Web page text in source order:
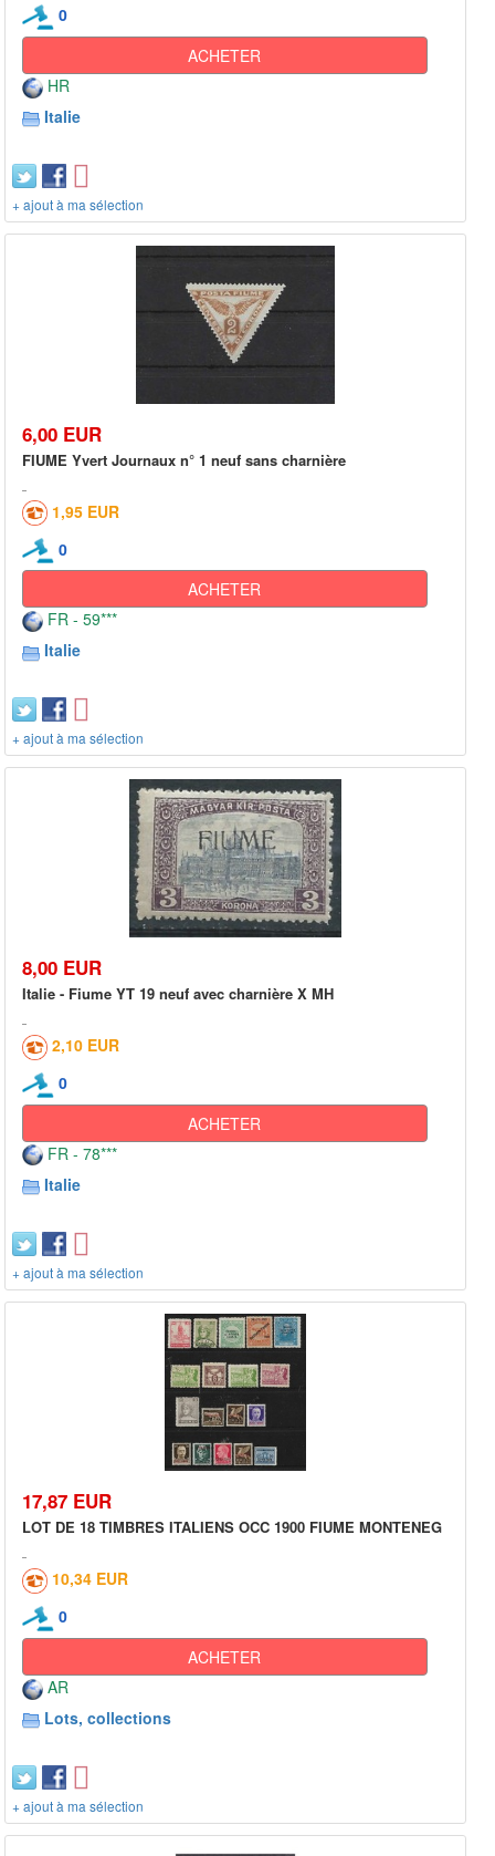
0
ACHETER
HR
Italie
+ ajout à ma sélection
6,00 EUR
FIUME Yvert Journaux n° 1 neuf sans charnière
1,95 EUR
0
ACHETER
FR - 59***
Italie
+ ajout à ma sélection
8,00 EUR
Italie - Fiume YT 19 neuf avec charnière X MH
2,10 EUR
0
ACHETER
FR - 78***
Italie
+ ajout à ma sélection
17,87 EUR
LOT DE 18 TIMBRES ITALIENS OCC 1900 FIUME MONTENEG
10,34 EUR
0
ACHETER
AR
Lots, collections
+ ajout à ma sélection